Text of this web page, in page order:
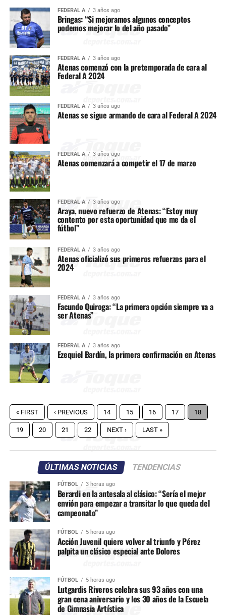
FEDERAL A 3 años ago
Bringas: “Si mejoramos algunos conceptos
podemos mejorar lo del año pasado”
FEDERAL A 3 años ago
Atenas comenzó con la pretemporada de cara al
Federal A 2024
FEDERAL A 3 años ago
Atenas se sigue armando de cara al Federal A 2024
FEDERAL A 3 años ago
Atenas comenzará a competir el 17 de marzo
FEDERAL A 3 años ago
Araya, nuevo refuerzo de Atenas: “Estoy muy
contento por esta oportunidad que me da el
fútbol”
FEDERAL A 3 años ago
Atenas oficializó sus primeros refuerzos para el
2024
FEDERAL A 3 años ago
Facundo Quiroga: “La primera opción siempre va a
ser Atenas”
FEDERAL A 3 años ago
Ezequiel Bardín, la primera confirmación en Atenas
« FIRST ‹ PREVIOUS 14 15 16 17 18
19 20 21 22 NEXT › LAST »
ÚLTIMAS NOTICIAS TENDENCIAS
FÚTBOL 3 horas ago
Berardi en la antesala al clásico: “Sería el mejor
envión para empezar a transitar lo que queda del
campeonato”
FÚTBOL 5 horas ago
Acción Juvenil quiere volver al triunfo y Pérez
palpita un clásico especial ante Dolores
FÚTBOL 5 horas ago
Lutgardis Riveros celebra sus 93 años con una
gran cena aniversario y los 30 años de la Escuela
de Gimnasia Artística